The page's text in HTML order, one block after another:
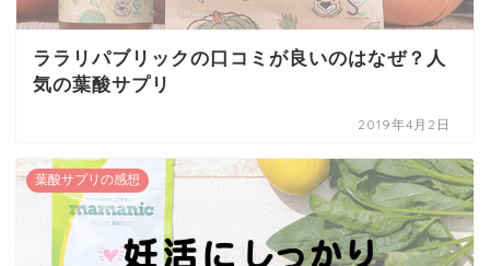
ララリパブリックの口コミが良いのはなぜ？人
気の葉酸サプリ
2019年4月2日
葉酸サプリの感想